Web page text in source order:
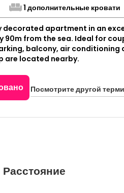
1 дополнительные кровати
decorated apartment in an
90m from the sea. Ideal for
balcony, air conditioning
are located nearby.
Посмотрите другой
Расстояние